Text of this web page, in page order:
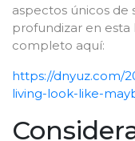
aspectos únicos de
profundizar en
completo aquí:
https://dnyuz.com/
living-look-like-